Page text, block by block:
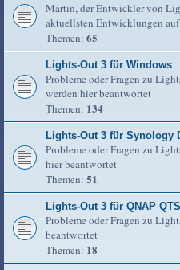
Martin, der Entwickler von
aktuellsten Entwicklungen
Themen: 65
Lights-Out 3 für Windows
Probleme oder Fragen zu
werden hier beantwortet
Themen: 134
Lights-Out 3 für Synology
Probleme oder Fragen zu
hier beantwortet
Themen: 51
Lights-Out 3 für QNAP QTS
Probleme oder Fragen zu
beantwortet
Themen: 18